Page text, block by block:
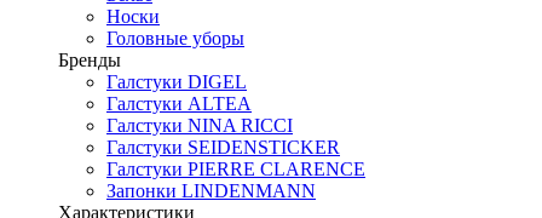
Носки
Головные уборы
Бренды
Галстуки DIGEL
Галстуки ALTEA
Галстуки NINA RICCI
Галстуки SEIDENSTICKER
Галстуки PIERRE CLARENCE
Запонки LINDENMANN
Характеристики